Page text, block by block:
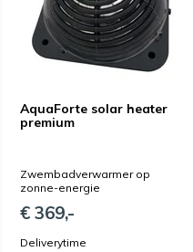
AquaForte solar heater
premium
Zwembadverwarmer op
zonne-energie
€ 369,-
Deliverytime